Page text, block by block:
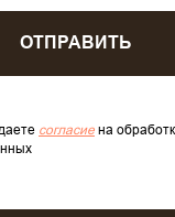
ОТПРАВИТЬ
согласие на